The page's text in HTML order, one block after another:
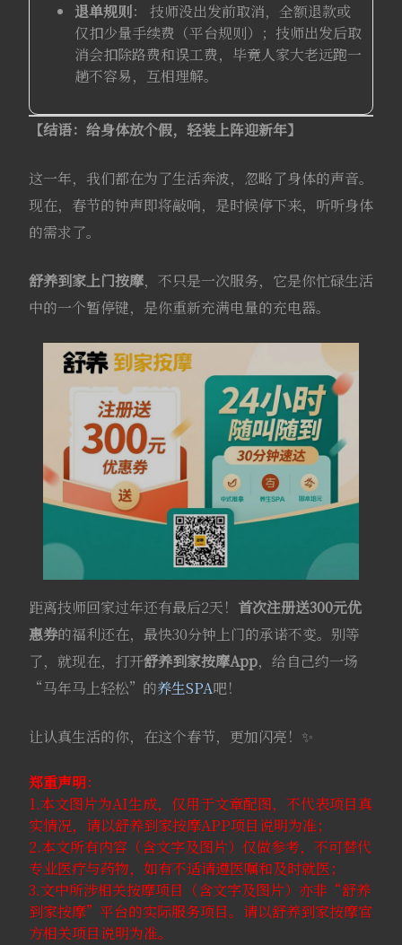
退单规则： 技师没出发前取消，全额退款或
仅扣少量手续费（平台规则）；技师出发后取
消会扣除路费和误工费，毕竟人家大老远跑一
趟不容易，互相理解。
【结语：给身体放个假，轻装上阵迎新年】
这一年，我们都在为了生活奔波，忽略了身体的声音。
现在，春节的钟声即将敲响，是时候停下来，听听身体
的需求了。
舒养到家上门按摩，不只是一次服务，它是你忙碌生活
中的一个暂停键，是你重新充满电量的充电器。
距离技师回家过年还有最后2天！ 首次注册送300元优
惠券的福利还在，最快30分钟上门的承诺不变。别等
了，就现在，打开舒养到家按摩App，给自己约一场
“马年马上轻松”的养生SPA吧！
让认真生活的你，在这个春节，更加闪亮！✨
郑重声明：
1.本文图片为AI生成，仅用于文章配图，不代表项目真
实情况，请以舒养到家按摩APP项目说明为准；
2.本文所有内容（含文字及图片）仅做参考，不可替代
专业医疗与药物，如有不适请遵医嘱和及时就医；
3.文中所涉相关按摩项目（含文字及图片）亦非“舒养
到家按摩”平台的实际服务项目。请以舒养到家按摩官
方相关项目说明为准。